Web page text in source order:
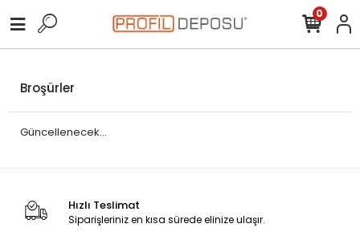
0
Broşürler
Güncellenecek...
Hızlı Teslimat
Siparişleriniz en kısa sürede elinize ulaşır.